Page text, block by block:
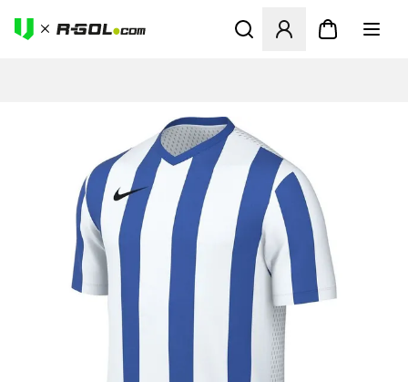
Megnyit egy modált a